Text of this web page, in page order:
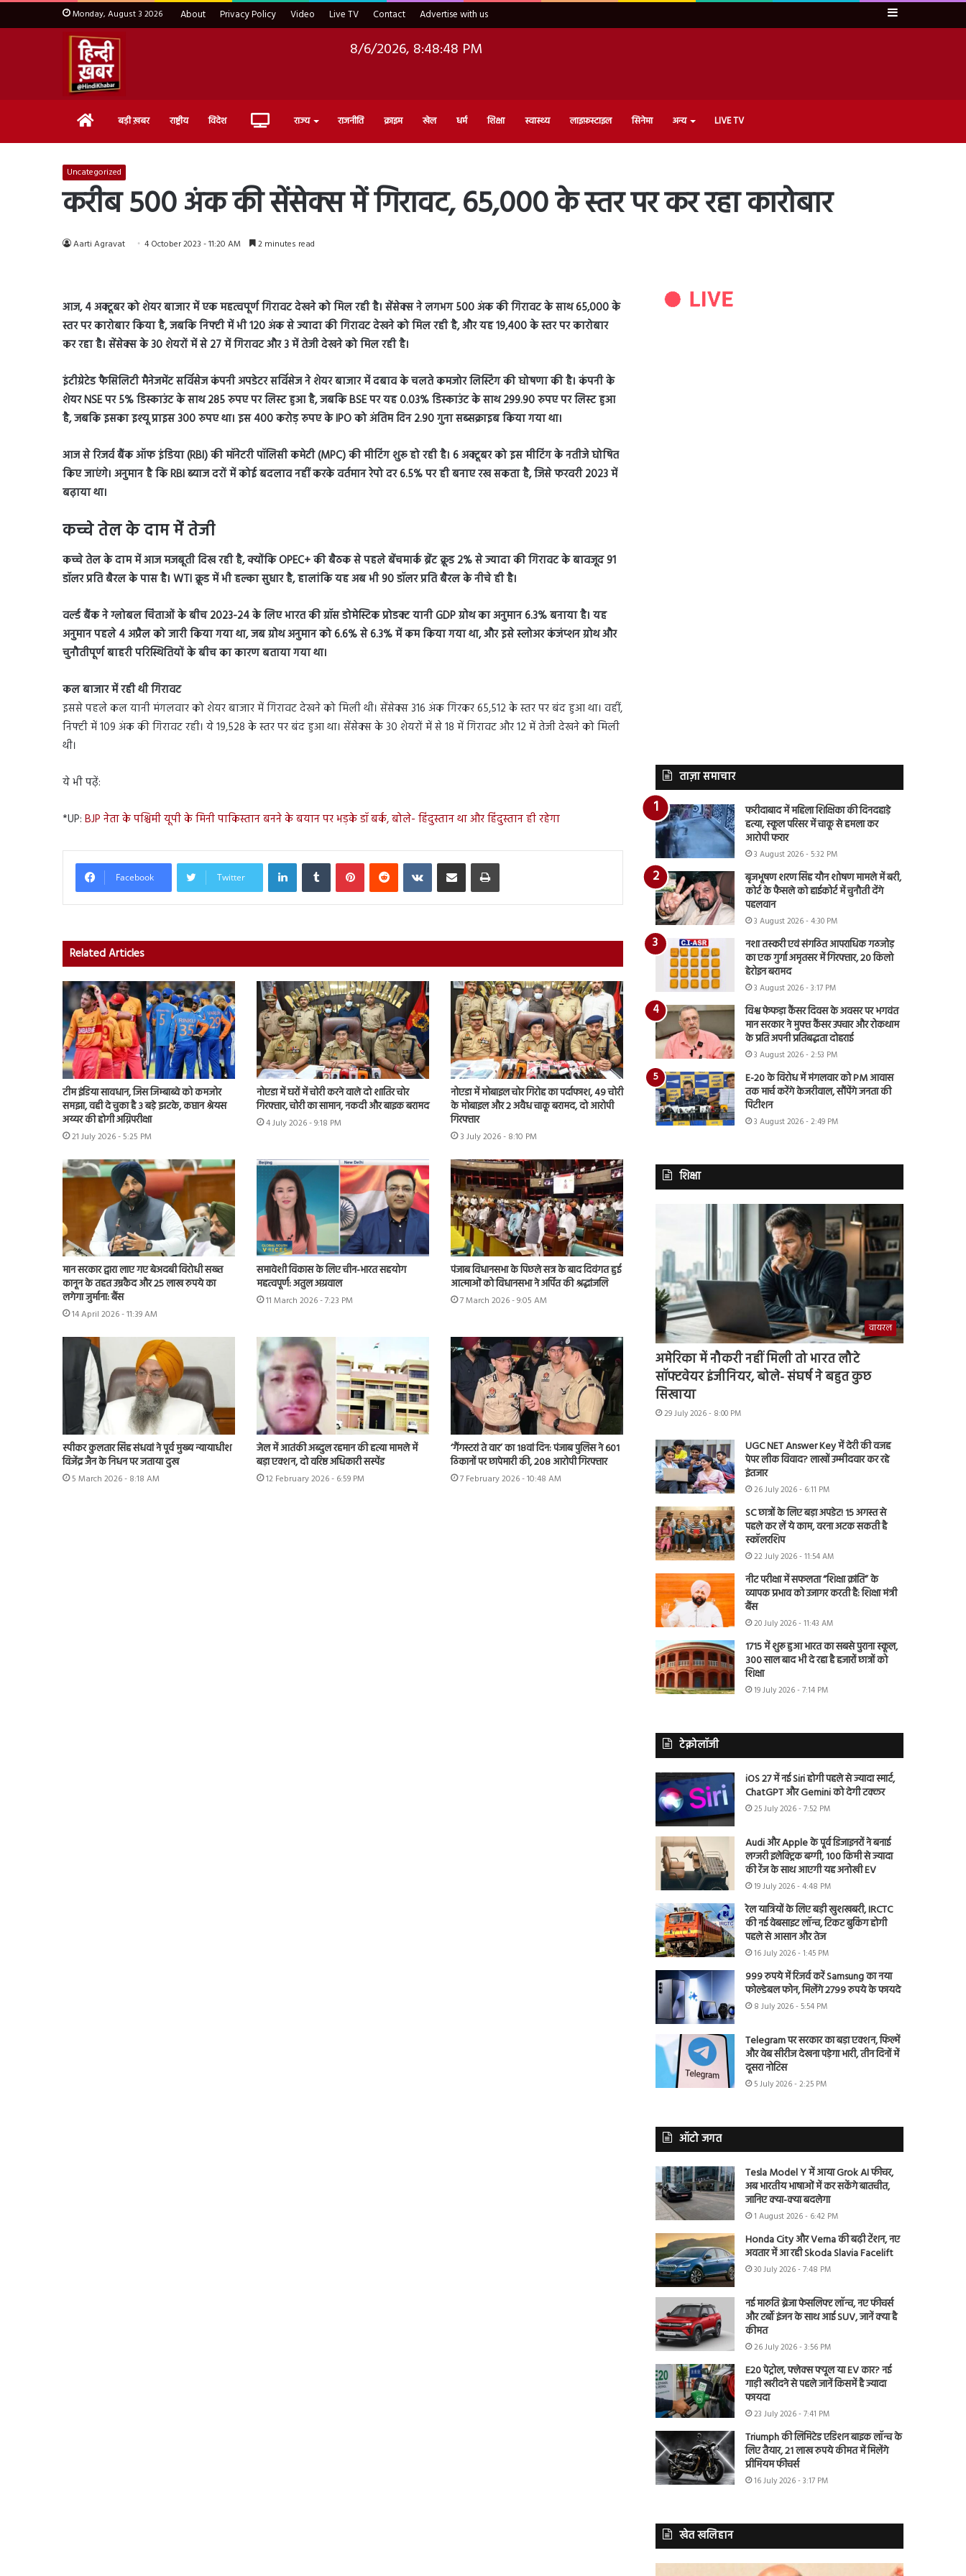
Monday, August 3 2026 About Privacy Policy Video Live TV Contact Advertise with us Sidebar
8/6/2026, 8:48:49 PM
Home बड़ी ख़बर राष्ट्रीय विदेश Live राज्य राजनीति क्राइम खेल धर्म शिक्षा स्वास्थ्य लाइफ़स्टाइल सिनेमा अन्य LIVE TV
Uncategorized
करीब 500 अंक की सेंसेक्स में गिरावट, 65,000 के स्तर पर कर रहा कारोबार
Aarti Agravat 4 October 2023 - 11:20 AM 2 minutes read
आज, 4अक्टूबर को शेयर बाजार में एक महत्वपूर्ण गिरावट देखने को मिल रही है। सेंसेक्स ने लगभग500अंक की गिरावट के साथ65,000के
स्तर पर कारोबार किया है,जबकि निफ्टी में भी120अंक से ज्यादा की गिरावट देखने को मिल रही है,और यह19,400के स्तर पर कारोबार
कर रहा है। सेंसेक्स के30शेयरों में से27में गिरावट और3में तेजी देखने को मिल रही है।
इंटीग्रेटेड फैसिलिटी मैनेजमेंट सर्विसेज कंपनी अपडेटर सर्विसेज ने शेयर बाजार में दबाव के चलते कमजोर लिस्टिंग की घोषणा की है। कंपनी के
शेयरNSEपर5%डिस्काउंट के साथ285रुपए पर लिस्ट हुआ है,जबकिBSEपर यह0.03%डिस्काउंट के साथ299.90रुपए पर लिस्ट हुआ
है,जबकि इसका इश्यू प्राइस300रुपए था। इस400करोड़ रुपए केIPOको अंतिम दिन2.90गुना सब्सक्राइब किया गया था।
आज से रिजर्व बैंक ऑफ इंडिया (RBI)की मॉनेटरी पॉलिसी कमेटी (MPC)की मीटिंग शुरू हो रही है। 6अक्टूबर को इस मीटिंग के नतीजे घोषित
किए जाएंगे। अनुमान है किRBIब्याज दरों में कोई बदलाव नहीं करके वर्तमान रेपो दर6.5%पर ही बनाए रख सकता है,जिसे फरवरी2023में
बढ़ाया था।
कच्चे तेल के दाम में तेजी
कच्चे तेल के दाम में आज मजबूती दिख रही है,क्योंकिOPEC+की बैठक से पहले बेंचमार्क ब्रेंट क्रूड2%से ज्यादा की गिरावट के बावजूद91
डॉलर प्रति बैरल के पास है। WTIक्रूड में भी हल्का सुधार है,हालांकि यह अब भी90डॉलर प्रति बैरल के नीचे ही है।
वर्ल्ड बैंक ने ग्लोबल चिंताओं के बीच2023-24के लिए भारत की ग्रॉस डोमेस्टिक प्रोडक्ट यानीGDPग्रोथ का अनुमान6.3%बनाया है। यह
अनुमान पहले4अप्रैल को जारी किया गया था,जब ग्रोथ अनुमान को6.6%से6.3%में कम किया गया था,और इसे स्लोअर कंजंप्शन ग्रोथ और
चुनौतीपूर्ण बाहरी परिस्थितियों के बीच का कारण बताया गया था।
कल बाजार में रही थी गिरावट
इससे पहले कल यानी मंगलवार को शेयर बाजार में गिरावट देखने को मिली थी। सेंसेक्स 316 अंक गिरकर 65,512 के स्तर पर बंद हुआ था। वहीं,
निफ्टी में 109 अंक की गिरावट रही। ये 19,528 के स्तर पर बंद हुआ था। सेंसेक्स के 30 शेयरों में से 18 में गिरावट और 12 में तेजी देखने को मिली
थी।
ये भी पढ़ें:
*UP: BJP नेता के पश्चिमी यूपी के मिनी पाकिस्तान बनने के बयान पर भड़के डॉ बर्क, बोले- हिंदुस्तान था और हिंदुस्तान ही रहेगा
Facebook Twitter
LinkedInTumblr PinterestReddit VKontakteShare via Email Print
Related Articles
टीम इंडिया सावधान, जिस जिम्बाब्वे को कमजोर
समझा, वही दे चुका है 3 बड़े झटके, कप्तान श्रेयस
अय्यर की होगी अग्निपरीक्षा
21 July 2026 - 5:25 PM
नोएडा में घरों में चोरी करने वाले दो शातिर चोर
गिरफ्तार, चोरी का सामान, नकदी और बाइक बरामद
4 July 2026 - 9:18 PM
नोएडा में मोबाइल चोर गिरोह का पर्दाफाश, 49 चोरी
के मोबाइल और 2 अवैध चाकू बरामद, दो आरोपी
गिरफ्तार
3 July 2026 - 8:10 PM
मान सरकार द्वारा लाए गए बेअदबी विरोधी सख्त
कानून के तहत उम्रकैद और 25 लाख रुपये का
लगेगा जुर्माना: बैंस
14 April 2026 - 11:39 AM
समावेशी विकास के लिए चीन-भारत सहयोग
महत्वपूर्ण: अतुल अग्रवाल
11 March 2026 - 7:23 PM
पंजाब विधानसभा के पिछले सत्र के बाद दिवंगत हुई
आत्माओं को विधानसभा ने अर्पित की श्रद्धांजलि
7 March 2026 - 9:05 AM
स्पीकर कुलतार सिंह संधवां ने पूर्व मुख्य न्यायाधीश
विजेंद्र जैन के निधन पर जताया दुख
5 March 2026 - 8:18 AM
जेल में आतंकी अब्दुल रहमान की हत्या मामले में
बड़ा एक्शन, दो वरिष्ठ अधिकारी सस्पेंड
12 February 2026 - 6:59 PM
‘गैंगस्टरां ते वार’ का 18वां दिन: पंजाब पुलिस ने 601
ठिकानों पर छापेमारी की, 208 आरोपी गिरफ्तार
7 February 2026 - 10:48 AM
ताज़ा समाचार
फरीदाबाद में महिला शिक्षिका की दिनदहाड़े
हत्या, स्कूल परिसर में चाकू से हमला कर
आरोपी फरार
3 August 2026 - 5:32 PM
बृजभूषण शरण सिंह यौन शोषण मामले में बरी,
कोर्ट के फैसले को हाईकोर्ट में चुनौती देंगे
पहलवान
3 August 2026 - 4:30 PM
नशा तस्करी एवं संगठित आपराधिक गठजोड़
का एक गुर्गा अमृतसर में गिरफ्तार, 20 किलो
हेरोइन बरामद
3 August 2026 - 3:17 PM
विश्व फेफड़ा कैंसर दिवस के अवसर पर भगवंत
मान सरकार ने मुफ्त कैंसर उपचार और रोकथाम
के प्रति अपनी प्रतिबद्धता दोहराई
3 August 2026 - 2:53 PM
E-20 के विरोध में मंगलवार को PM आवास
तक मार्च करेंगे केजरीवाल, सौंपेंगे जनता की
पिटीशन
3 August 2026 - 2:49 PM
शिक्षा
वायरल
अमेरिका में नौकरी नहीं मिली तो भारत लौटे
सॉफ्टवेयर इंजीनियर, बोले- संघर्ष ने बहुत कुछ
सिखाया
29 July 2026 - 8:00 PM
UGC NET Answer Key में देरी की वजह
पेपर लीक विवाद? लाखों उम्मीदवार कर रहे
इंतजार
26 July 2026 - 6:11 PM
SC छात्रों के लिए बड़ा अपडेट! 15 अगस्त से
पहले कर लें ये काम, वरना अटक सकती है
स्कॉलरशिप
22 July 2026 - 11:54 AM
नीट परीक्षा में सफलता “शिक्षा क्रांति” के
व्यापक प्रभाव को उजागर करती है: शिक्षा मंत्री
बैंस
20 July 2026 - 11:43 AM
1715 में शुरू हुआ भारत का सबसे पुराना स्कूल,
300 साल बाद भी दे रहा है हजारों छात्रों को
शिक्षा
19 July 2026 - 7:14 PM
टेक्नोलॉजी
iOS 27 में नई Siri होगी पहले से ज्यादा स्मार्ट,
ChatGPT और Gemini को देगी टक्कर
25 July 2026 - 7:52 PM
Audi और Apple के पूर्व डिजाइनरों ने बनाई
लग्जरी इलेक्ट्रिक बग्गी, 100 किमी से ज्यादा
की रेंज के साथ आएगी यह अनोखी EV
19 July 2026 - 4:48 PM
रेल यात्रियों के लिए बड़ी खुशखबरी, IRCTC
की नई वेबसाइट लॉन्च, टिकट बुकिंग होगी
पहले से आसान और तेज
16 July 2026 - 1:45 PM
999 रुपये में रिजर्व करें Samsung का नया
फोल्डेबल फोन, मिलेंगे 2799 रुपये के फायदे
8 July 2026 - 5:54 PM
Telegram पर सरकार का बड़ा एक्शन, फिल्में
और वेब सीरीज देखना पड़ेगा भारी, तीन दिनों में
दूसरा नोटिस
5 July 2026 - 2:25 PM
ऑटो जगत
Tesla Model Y में आया Grok AI फीचर,
अब भारतीय भाषाओं में कर सकेंगे बातचीत,
जानिए क्या-क्या बदलेगा
1 August 2026 - 6:42 PM
Honda City और Verna की बढ़ी टेंशन, नए
अवतार में आ रही Skoda Slavia Facelift
30 July 2026 - 7:48 PM
नई मारुति ब्रेजा फेसलिफ्ट लॉन्च, नए फीचर्स
और टर्बो इंजन के साथ आई SUV, जानें क्या है
कीमत
26 July 2026 - 3:56 PM
E20 पेट्रोल, फ्लेक्स फ्यूल या EV कार? नई
गाड़ी खरीदने से पहले जानें किसमें है ज्यादा
फायदा
23 July 2026 - 7:41 PM
Triumph की लिमिटेड एडिशन बाइक लॉन्च के
लिए तैयार, 21 लाख रुपये कीमत में मिलेंगे
प्रीमियम फीचर्स
16 July 2026 - 3:17 PM
खेत खलिहान